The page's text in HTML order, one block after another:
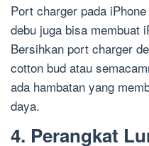
Port charger pada
debu juga bisa membuat
Bersihkan port charger
cotton bud atau
ada hambatan yang
daya.
4. Perangkat